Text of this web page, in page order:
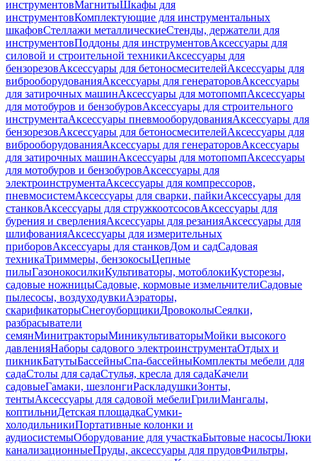
инструментовМагнитыШкафы для
инструментовКомплектующие для инструментальных
шкафовСтеллажи металлическиеСтенды, держатели для
инструментовПоддоны для инструментовАксессуары для
силовой и строительной техникиАксессуары для
бензорезовАксессуары для бетоносмесителейАксессуары для
виброоборудованияАксессуары для генераторовАксессуары
для затирочных машинАксессуары для мотопомпАксессуары
для мотобуров и бензобуровАксессуары для строительного
инструментаАксессуары пневмооборудованияАксессуары для
бензорезовАксессуары для бетоносмесителейАксессуары для
виброоборудованияАксессуары для генераторовАксессуары
для затирочных машинАксессуары для мотопомпАксессуары
для мотобуров и бензобуровАксессуары для
электроинструментаАксессуары для компрессоров,
пневмосистемАксессуары для сварки, пайкиАксессуары для
станковАксессуары для стружкоотсосовАксессуары для
бурения и сверленияАксессуары для резанияАксессуары для
шлифованияАксессуары для измерительных
приборовАксессуары для станковДом и садСадовая
техникаТриммеры, бензокосыЦепные
пилыГазонокосилкиКультиваторы, мотоблокиКусторезы,
садовые ножницыСадовые, кормовые измельчителиСадовые
пылесосы, воздуходувкиАэраторы,
скарификаторыСнегоуборщикиДровоколыСеялки,
разбрасыватели
семянМинитракторыМиникультиваторыМойки высокого
давленияНаборы садового электроинструментаОтдых и
пикникБатутыБассейныСпа-бассейныКомплекты мебели для
садаСтолы для садаСтулья, кресла для садаКачели
садовыеГамаки, шезлонгиРаскладушкиЗонты,
тентыАксессуары для садовой мебелиГрилиМангалы,
коптильниДетская площадкаСумки-
холодильникиПортативные колонки и
аудиосистемыОборудование для участкаБытовые насосыЛюки
канализационныеПруды, аксессуары для прудовФильтры,